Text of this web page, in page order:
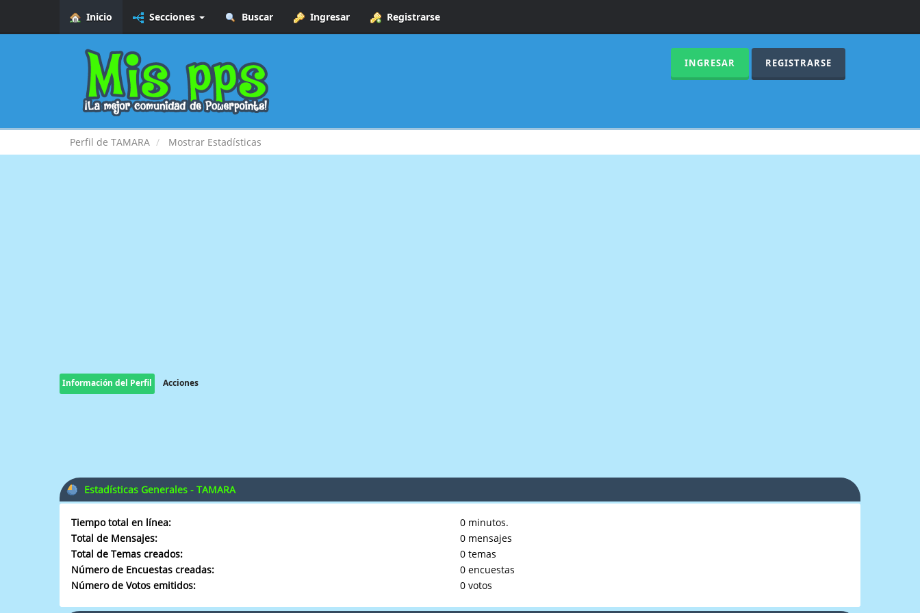
Inicio Secciones Buscar Ingresar Registrarse
INGRESAR REGISTRARSE
Perfil de TAMARA Mostrar Estadísticas
Información del Perfil Acciones
Estadísticas Generales - TAMARA
Tiempo total en línea:
0 minutos.
Total de Mensajes:
0 mensajes
Total de Temas creados:
0 temas
Número de Encuestas creadas:
0 encuestas
Número de Votos emitidos:
0 votos